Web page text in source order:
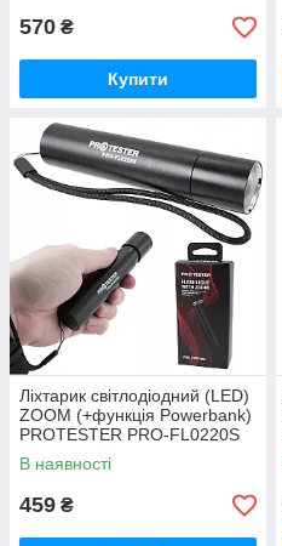
570 ₴
Купити
Ліхтарик світлодіодний (LED)
ZOOM (+функція Powerbank)
PROTESTER PRO-FL0220S
В наявності
459 ₴